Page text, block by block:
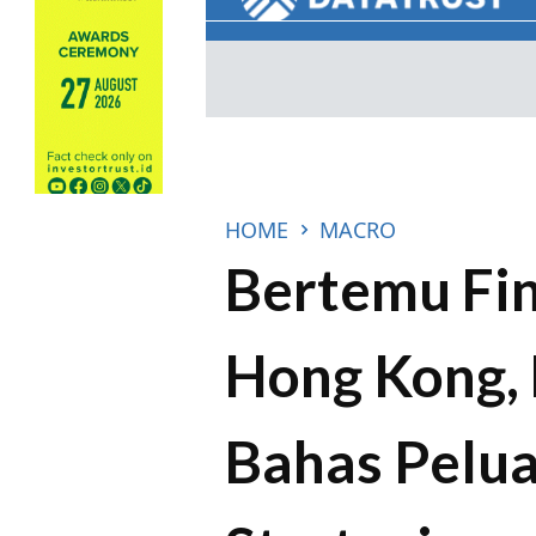
HOME MACRO
Bertemu
Hong
Bahas